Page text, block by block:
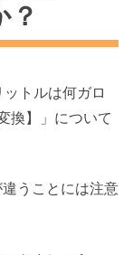
？
トルは何ガロ
換】」について
うことには注意